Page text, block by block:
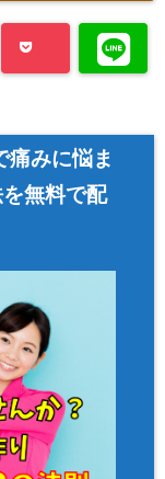
痛みに悩ま
無料で配